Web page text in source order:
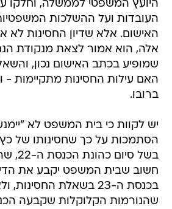
היועץ המשפטי לממשלה, וחלקו
העובדות ועל ההשלכות
האישום. אלא שדיון החסינות לא
אלה, הוא אמור לצאת מנקודת
שמופיע בכתב האישום נכון,
האם עילות החסינות מתקיימות -
ברובו.
יש לקוות כי בית המשפט לא
הסתמכות על כך שחסינותו של
בשל
חשוב שבית המשפט יקבע את
בכנסת ה-23 בשאלת
שהנורמות הקלוקלות שקבעה